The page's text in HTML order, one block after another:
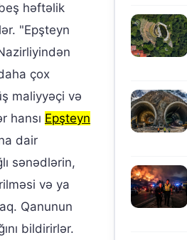
həftəlik
"Epşteyn
çox
maliyyəçi və
hansı Epşteyn
dair
sənədlərin,
və ya
Qanunun
bildirirlər.